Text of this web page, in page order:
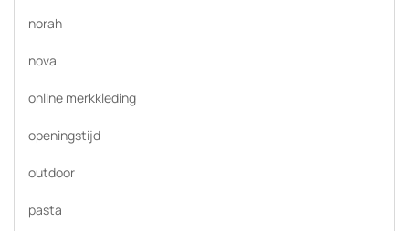
norah
nova
online merkkleding
openingstijd
outdoor
pasta